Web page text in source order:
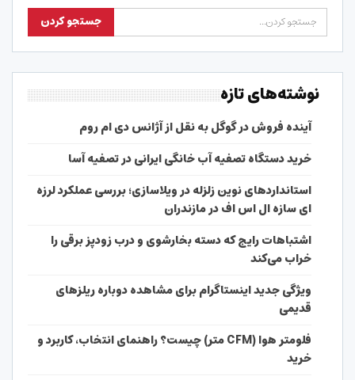
نوشته‌های تازه
آینده فروش در گوگل به نقل از آژانس دی ام روم
خرید دستگاه تصفیه آب خانگی ایرانی در تصفیه آسا
استانداردهای نوین زلزله در ویلاسازی؛ بررسی عملکرد لرزه
ای سازه ال اس اف در مازندران
اشتباهات رایج که دسته بخارشوی و درب زودپز برقی را
خراب می‌کند
ویژگی جدید اینستاگرام برای مشاهده دوباره ریلزهای
قدیمی
فلومتر هوا (CFM متر) چیست؟ راهنمای انتخاب، کاربرد و
خرید